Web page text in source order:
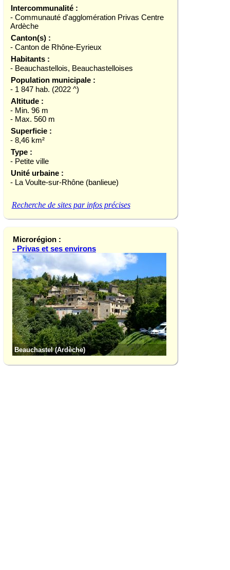
Intercommunalité :
- Communauté d'agglomération Privas Centre
Ardèche
Canton(s) :
- Canton de Rhône-Eyrieux
Habitants :
- Beauchastellois, Beauchastelloises
Population municipale :
- 1 847 hab. (2022 ^)
Altitude :
- Min. 96 m
- Max. 560 m
Superficie :
- 8,46 km²
Type :
- Petite ville
Unité urbaine :
- La Voulte-sur-Rhône (banlieue)
Recherche de sites par infos précises
Microrégion :
- Privas et ses environs
Beauchastel (Ardèche)